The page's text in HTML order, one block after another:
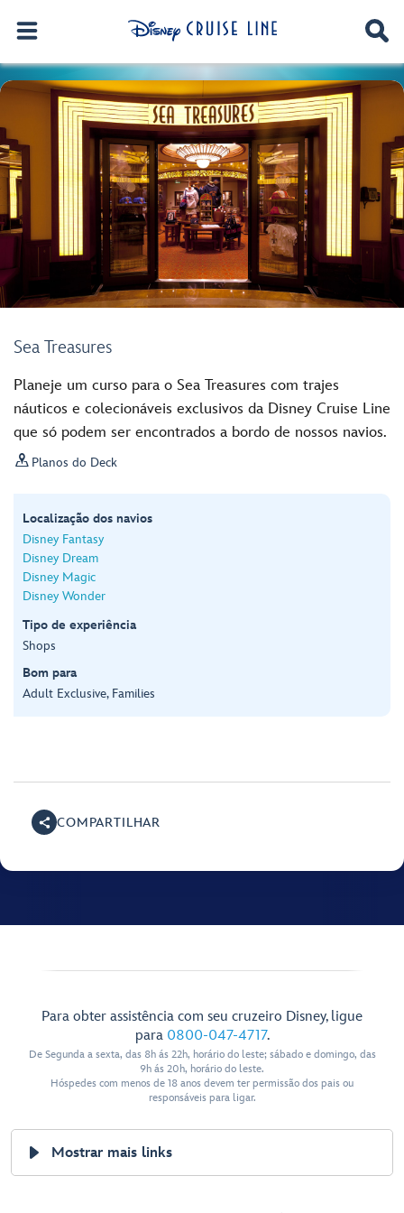
Sea Treasures
Planeje um curso para o Sea Treasures com trajes
náuticos e colecionáveis exclusivos da Disney Cruise Line
que só podem ser encontrados a bordo de nossos navios.
 Planos do Deck
Localização dos navios
Disney Fantasy
Disney Dream
Disney Magic
Disney Wonder
Tipo de experiência
Shops
Bom para
Adult Exclusive, Families
COMPARTILHAR
Para obter assistência com seu cruzeiro Disney, ligue
para 0800-047-4717.
De Segunda a sexta, das 8h ás 22h, horário do leste; sábado e domingo, das
9h ás 20h, horário do leste.
Hóspedes com menos de 18 anos devem ter permissão dos pais ou
responsáveis para ligar.
Mostrar mais links